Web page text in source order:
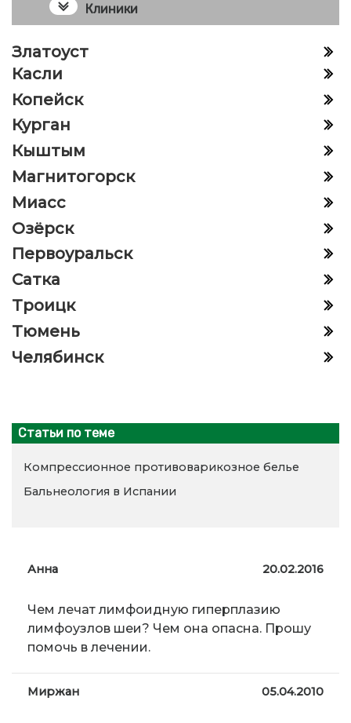
Клиники
Златоуст
Касли
Копейск
Курган
Кыштым
Магнитогорск
Миасс
Озёрск
Первоуральск
Сатка
Троицк
Тюмень
Челябинск
Статьи по теме
Компрессионное противоварикозное белье
Бальнеология в Испании
Анна 20.02.2016
Чем лечат лимфоидную гиперплазию
лимфоузлов шеи? Чем она опасна. Прошу
помочь в лечении.
Миржан 05.04.2010